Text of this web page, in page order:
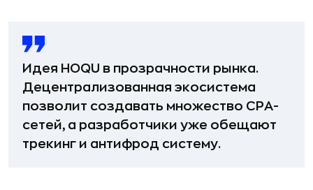
Идея HOQU в прозрачности рынка.
Децентрализованная экосистема
позволит создавать множество CPA-
сетей, а разработчики уже обещают
трекинг и антифрод систему.